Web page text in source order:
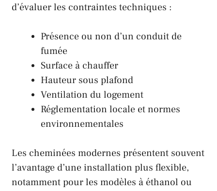
d’évaluer les contraintes techniques :
Présence ou non d’un conduit de
fumée
Surface à chauffer
Hauteur sous plafond
Ventilation du logement
Réglementation locale et normes
environnementales
Les cheminées modernes présentent souvent
l’avantage d’une installation plus flexible,
notamment pour les modèles à éthanol ou